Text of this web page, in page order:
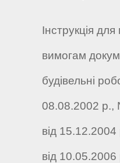
Інструкція
вимогам
будівельні
08.08.2002 р.,
від
від 10.05.2006